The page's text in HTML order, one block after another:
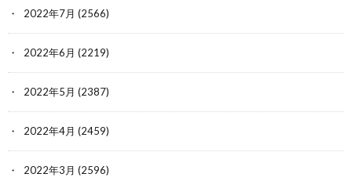
2022年7月 (2566)
2022年6月 (2219)
2022年5月 (2387)
2022年4月 (2459)
2022年3月 (2596)